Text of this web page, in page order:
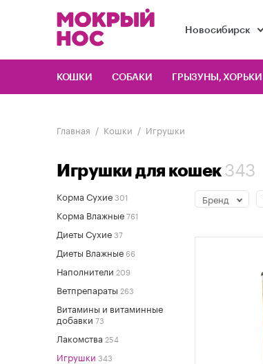
Новосибирск
КОШКИ СОБАКИ ГРЫЗУНЫ, ХОРЬКИ
Главная Кошки Игрушки
Игрушки для кошек 343
Корма Сухие301
Корма Влажные761
Диеты Сухие37
Диеты Влажные66
Наполнители 209
Ветпрепараты 263
Витамины и витаминные
добавки 73
Лакомства 254
Игрушки 343
Бренд